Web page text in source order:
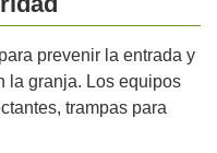
prevenir la entrada y
la granja. Los equipos
trampas para